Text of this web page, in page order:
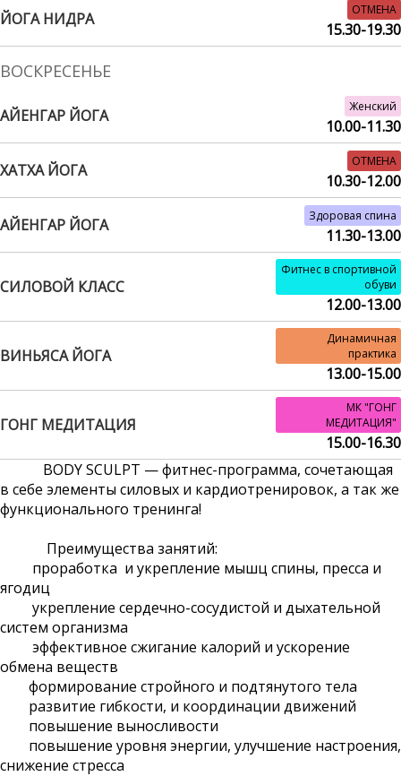
ЙОГА НИДРА ОТМЕНА
15.30-19.30
ВОСКРЕСЕНЬЕ
АЙЕНГАР ЙОГА Женский
10.00-11.30
ХАТХА ЙОГА ОТМЕНА
10.30-12.00
АЙЕНГАР ЙОГА Здоровая спина
11.30-13.00
СИЛОВОЙ КЛАСС
Фитнес в спортивной
обуви
12.00-13.00
ВИНЬЯСА ЙОГА
Динамичная
практика
13.00-15.00
ГОНГ МЕДИТАЦИЯ
МК "ГОНГ
МЕДИТАЦИЯ"
15.00-16.30
BODY SCULPT — фитнес-программа, сочетающая
в себе элементы силовых и кардиотренировок, а так же
функционального тренинга!
Преимущества занятий:
проработка и укрепление мышц спины, пресса и
ягодиц
укрепление сердечно-сосудистой и дыхательной
систем организма
эффективное сжигание калорий и ускорение
обмена веществ
формирование стройного и подтянутого тела
развитие гибкости, и координации движений
повышение выносливости
повышение уровня энергии, улучшение настроения,
снижение стресса